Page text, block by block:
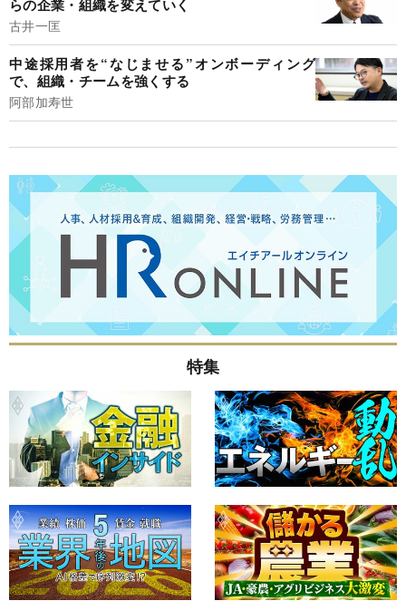
らの企業・組織を変えていく
古井一匡
中途採用者を“なじませる”オンボーディング
で、組織・チームを強くする
阿部加寿世
特集